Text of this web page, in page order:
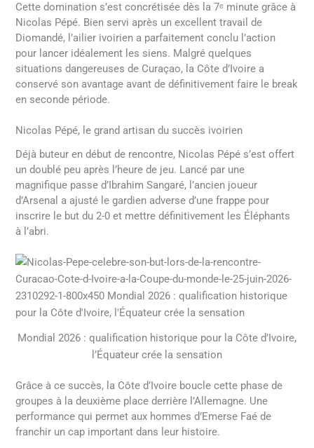
Cette domination s’est concrétisée dès la 7ᵉ minute grâce à
Nicolas Pépé. Bien servi après un excellent travail de
Diomandé, l’ailier ivoirien a parfaitement conclu l’action
pour lancer idéalement les siens. Malgré quelques
situations dangereuses de Curaçao, la Côte d’Ivoire a
conservé son avantage avant de définitivement faire le break
en seconde période.
Nicolas Pépé, le grand artisan du succès ivoirien
Déjà buteur en début de rencontre, Nicolas Pépé s’est offert
un doublé peu après l’heure de jeu. Lancé par une
magnifique passe d’Ibrahim Sangaré, l’ancien joueur
d’Arsenal a ajusté le gardien adverse d’une frappe pour
inscrire le but du 2-0 et mettre définitivement les Éléphants
à l’abri.
Mondial 2026 : qualification historique pour la Côte d’Ivoire,
l’Équateur crée la sensation
Grâce à ce succès, la Côte d’Ivoire boucle cette phase de
groupes à la deuxième place derrière l’Allemagne. Une
performance qui permet aux hommes d’Emerse Faé de
franchir un cap important dans leur histoire.